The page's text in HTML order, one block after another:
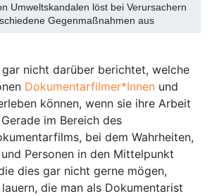
Umweltskandalen löst bei Verursachern
Gegenmaßnahmen aus
nicht darüber berichtet, welche
Dokumentarfilmer*Innen und
können, wenn sie ihre Arbeit
im Bereich des
bei dem Wahrheiten,
Personen in den Mittelpunkt
dies gar nicht gerne mögen,
die man als Dokumentarist